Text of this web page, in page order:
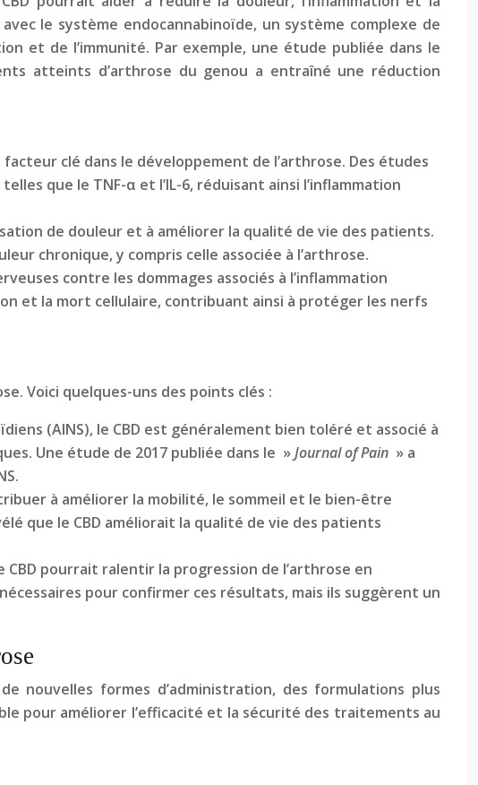
le système endocannabinoïde, un système complexe de
et de l’immunité. Par exemple, une étude publiée dans le
atteints d’arthrose du genou a entraîné une réduction
clé dans le développement de l’arthrose. Des études
que le TNF-α et l’IL-6, réduisant ainsi l’inflammation
de douleur et à améliorer la qualité de vie des patients.
chronique, y compris celle associée à l’arthrose.
contre les dommages associés à l’inflammation
et la mort cellulaire, contribuant ainsi à protéger les nerfs
Voici quelques-uns des points clés :
(AINS), le CBD est généralement bien toléré et associé à
Une étude de 2017 publiée dans le »Journal of Pain » a
à améliorer la mobilité, le sommeil et le bien-être
que le CBD améliorait la qualité de vie des patients
pourrait ralentir la progression de l’arthrose en
pour confirmer ces résultats, mais ils suggèrent un
nouvelles formes d’administration, des formulations plus
pour améliorer l’efficacité et la sécurité des traitements au